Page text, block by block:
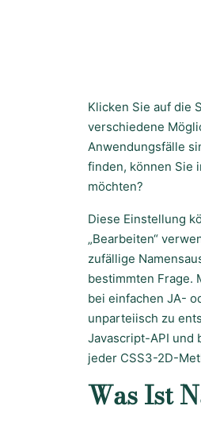
Klicken Sie auf die
verschiedene
Anwendungsfälle
finden, können Sie
möchten?
Diese Einstellung
„Bearbeiten“
zufällige
bestimmten Frage.
bei einfachen JA-
unparteiisch zu
Javascript-API und
jeder CSS3-2D-
Was Ist